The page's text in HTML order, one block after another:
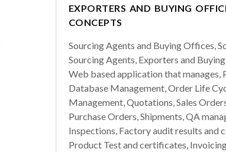
EXPORTERS AND BUYING
CONCEPTS
Sourcing Agents and Buying Offices,
Sourcing Agents, Exporters and
Web based application that manages,
Database Management, Order Life
Management, Quotations, Sales
Purchase Orders, Shipments, QA
Inspections, Factory audit results and
Product Test and certificates,